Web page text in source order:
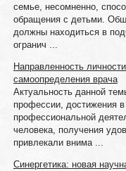
семье, несомненно,
обращения с детьми.
должны находиться в
огранич ...
Направленность
самоопределения врача
Актуальность данной
профессии, достижения
профессиональной
человека, получения
привлекали внима ...
Cинeргeтикa: нoвaя